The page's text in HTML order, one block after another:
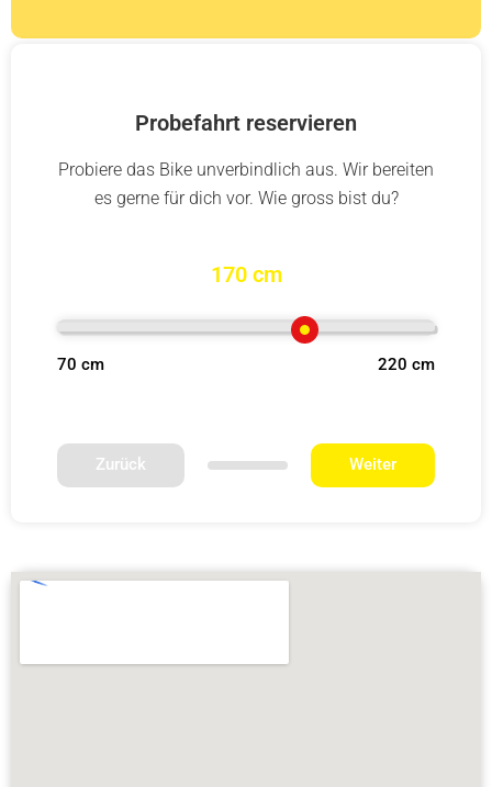
Probefahrt reservieren
Probiere das Bike unverbindlich aus. Wir bereiten
es gerne für dich vor. Wie gross bist du?
170 cm
70 cm 220 cm
Zurück Weiter